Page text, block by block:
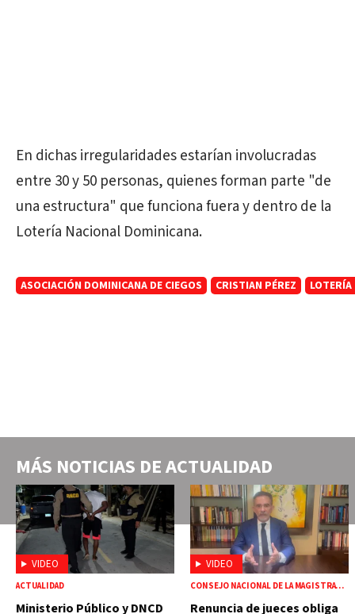
En dichas irregularidades estarían involucradas
entre 30 y 50 personas, quienes forman parte "de
una estructura" que funciona fuera y dentro de la
Lotería Nacional Dominicana.
ASOCIACIÓN DOMINICANA DE CIEGOS CRISTIAN PÉREZ
MÁS NOTICIAS DEACTUALIDAD
VIDEO
ACTUALIDAD
Ministerio Público y DNCD
VIDEO
CONSEJO NACIONAL DE LA MAGISTRATURA
Renuncia de jueces obliga